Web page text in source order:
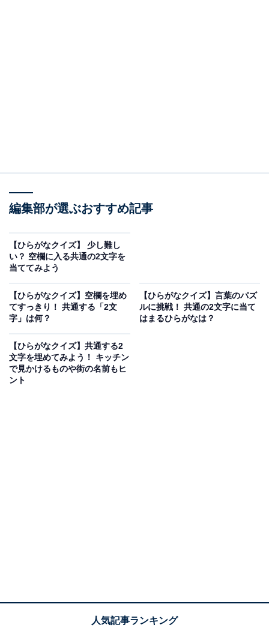
編集部が選ぶおすすめ記事
【ひらがなクイズ】 少し難し
い？ 空欄に入る共通の2文字を
当ててみよう
【ひらがなクイズ】空欄を埋め
てすっきり！ 共通する「2文
字」は何？
【ひらがなクイズ】言葉のパズ
ルに挑戦！ 共通の2文字に当て
はまるひらがなは？
【ひらがなクイズ】共通する2
文字を埋めてみよう！ キッチン
で見かけるものや街の名前もヒ
ント